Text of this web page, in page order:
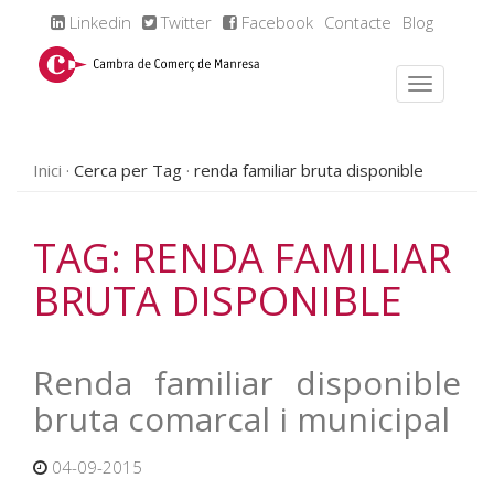
Linkedin Twitter Facebook Contacte Blog
Inici Cerca per Tag renda familiar bruta disponible
TAG: RENDA FAMILIAR
BRUTA DISPONIBLE
Renda familiar disponible
bruta comarcal i municipal
04-09-2015